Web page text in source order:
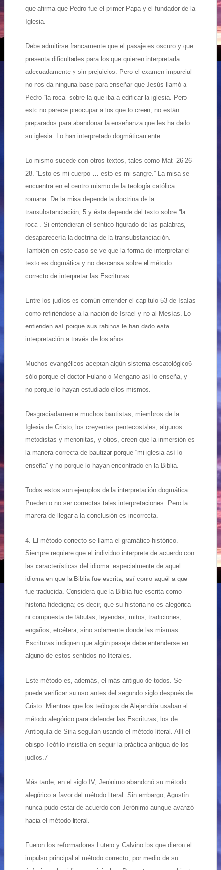
que afirma que Pedro fue el primer Papa y el fundador de la
Iglesia.
Debe admitirse francamente que el pasaje es oscuro y que
presenta dificultades para los que quieren interpretarla
adecuadamente y sin prejuicios. Pero el examen imparcial
no nos da ninguna base para enseñar que Jesús llamó a
Pedro “la roca” sobre la que iba a edificar la iglesia. Pero
esto no parece preocupar a los que lo creen; no están
preparados para abandonar la enseñanza que les ha dado
su iglesia. Lo han interpretado dogmáticamente.
Lo mismo sucede con otros textos, tales como Mat_26:26-
28. “Esto es mi cuerpo … esto es mi sangre.” La misa se
encuentra en el centro mismo de la teología católica
romana. De la misa depende la doctrina de la
transubstanciación, 5 y ésta depende del texto sobre “la
roca”. Si entendieran el sentido figurado de las palabras,
desaparecería la doctrina de la transubstanciación.
También en este caso se ve que la forma de interpretar el
texto es dogmática y no descansa sobre el método
correcto de interpretar las Escrituras.
Entre los judíos es común entender el capítulo 53 de Isaías
como refiriéndose a la nación de Israel y no al Mesías. Lo
entienden así porque sus rabinos le han dado esta
interpretación a través de los años.
Muchos evangélicos aceptan algún sistema escatológico6
sólo porque el doctor Fulano o Mengano así lo enseña, y
no porque lo hayan estudiado ellos mismos.
Desgraciadamente muchos bautistas, miembros de la
Iglesia de Cristo, los creyentes pentecostales, algunos
metodistas y menonitas, y otros, creen que la inmersión es
la manera correcta de bautizar porque “mi iglesia así lo
enseña” y no porque lo hayan encontrado en la Biblia.
Todos estos son ejemplos de la interpretación dogmática.
Pueden o no ser correctas tales interpretaciones. Pero la
manera de llegar a la conclusión es incorrecta.
4. El método correcto se llama el gramático-histórico.
Siempre requiere que el individuo interprete de acuerdo con
las características del idioma, especialmente de aquel
idioma en que la Biblia fue escrita, así como aquél a que
fue traducida. Considera que la Biblia fue escrita como
historia fidedigna; es decir, que su historia no es alegórica
ni compuesta de fábulas, leyendas, mitos, tradiciones,
engaños, etcétera, sino solamente donde las mismas
Escrituras indiquen que algún pasaje debe entenderse en
alguno de estos sentidos no literales.
Este método es, además, el más antiguo de todos. Se
puede verificar su uso antes del segundo siglo después de
Cristo. Mientras que los teólogos de Alejandría usaban el
método alegórico para defender las Escrituras, los de
Antioquía de Siria seguían usando el método literal. Allí el
obispo Teófilo insistía en seguir la práctica antigua de los
judíos.7
Más tarde, en el siglo IV, Jerónimo abandonó su método
alegórico a favor del método literal. Sin embargo, Agustín
nunca pudo estar de acuerdo con Jerónimo aunque avanzó
hacia el método literal.
Fueron los reformadores Lutero y Calvino los que dieron el
impulso principal al método correcto, por medio de su